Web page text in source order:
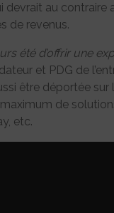
devrait au
de revenus.
été d’offrir une
et PDG de
être déportée
de
etc.